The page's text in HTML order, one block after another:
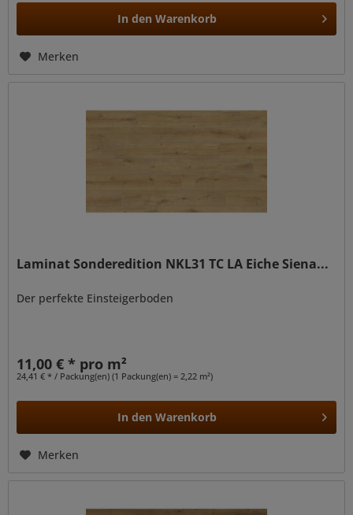
In den Warenkorb
Merken
Laminat Sonderedition NKL31 TC LA Eiche Siena...
Der perfekte Einsteigerboden
11,00 € * pro m²
24,41 € * / Packung(en) (1 Packung(en) = 2,22 m²)
In den Warenkorb
Merken